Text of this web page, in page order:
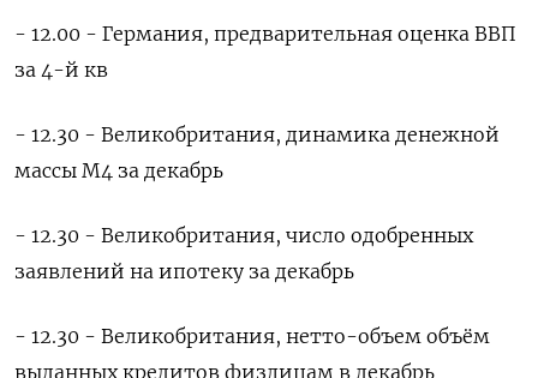
- 12.00 - Германия, предварительная оценка ВВП
за 4-й кв
- 12.30 - Великобритания, динамика денежной
массы М4 за декабрь
- 12.30 - Великобритания, число одобренных
заявлений на ипотеку за декабрь
- 12.30 - Великобритания, нетто-объем объём
выданных кредитов физлицам в декабрь